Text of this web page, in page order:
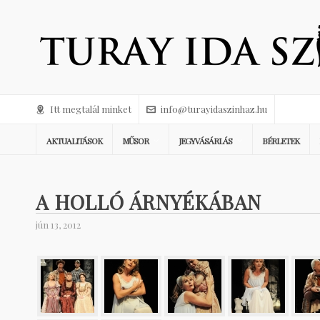
Itt megtalál minket info@turayidaszinhaz.hu
AKTUALITÁSOK MŰSOR JEGYVÁSÁRLÁS BÉRLETEK
A HOLLÓ ÁRNYÉKÁBAN
jún 13, 2012